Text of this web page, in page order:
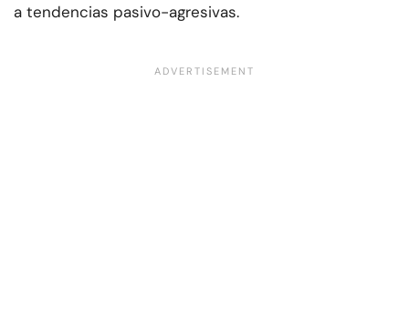
a tendencias pasivo-agresivas.